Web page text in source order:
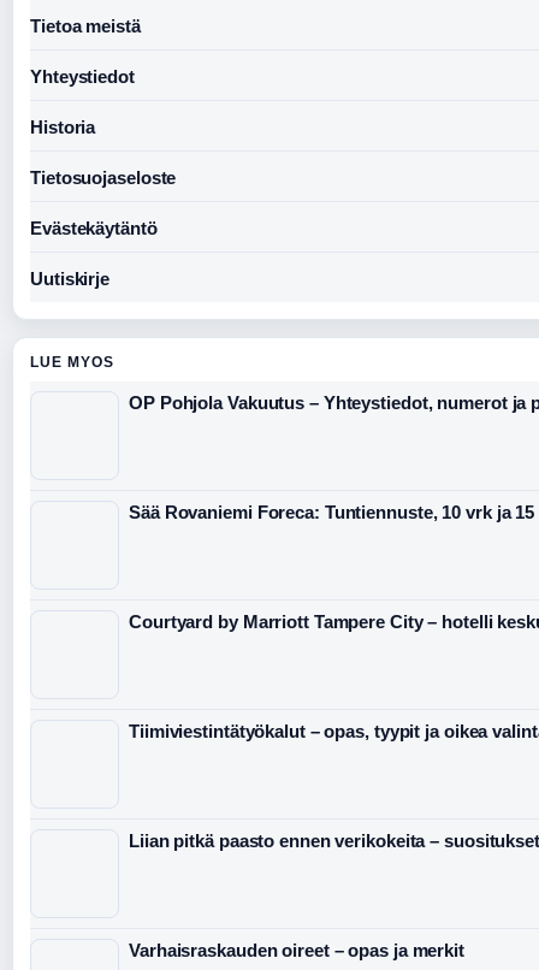
Tietoa meistä
Yhteystiedot
Historia
Tietosuojaseloste
Evästekäytäntö
Uutiskirje
LUE MYOS
OP Pohjola Vakuutus – Yhteystiedot, numerot ja
Sää Rovaniemi Foreca: Tuntiennuste, 10 vrk ja
Courtyard by Marriott Tampere City – hotelli
Tiimiviestintätyökalut – opas, tyypit ja oikea
Liian pitkä paasto ennen verikokeita –
Varhaisraskauden oireet – opas ja merkit